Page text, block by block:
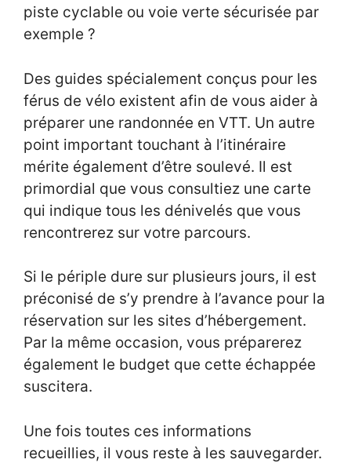
piste cyclable ou voie verte sécurisée par
exemple ?
Des guides spécialement conçus pour les
férus de vélo existent afin de vous aider à
préparer une randonnée en VTT. Un autre
point important touchant à l’itinéraire
mérite également d’être soulevé. Il est
primordial que vous consultiez une carte
qui indique tous les dénivelés que vous
rencontrerez sur votre parcours.
Si le périple dure sur plusieurs jours, il est
préconisé de s’y prendre à l’avance pour la
réservation sur les sites d’hébergement.
Par la même occasion, vous préparerez
également le budget que cette échappée
suscitera.
Une fois toutes ces informations
recueillies, il vous reste à les sauvegarder.